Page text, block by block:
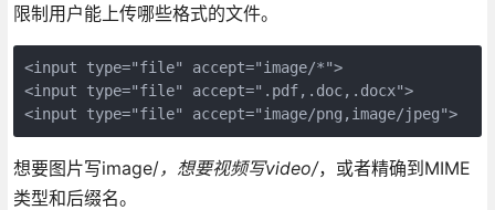
限制用户能上传哪些格式的文件。
<input type="file" accept="image/*">
<input type="file" accept=".pdf,.doc,.docx">
<input type="file" accept="image/png,image/jpeg">
想要图片写image/，想要视频写video/，或者精确到MIME
类型和后缀名。